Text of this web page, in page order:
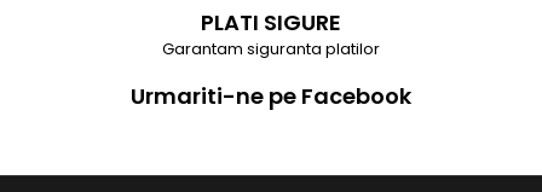
PLATI SIGURE
Garantam siguranta platilor
Urmariti-ne pe Facebook